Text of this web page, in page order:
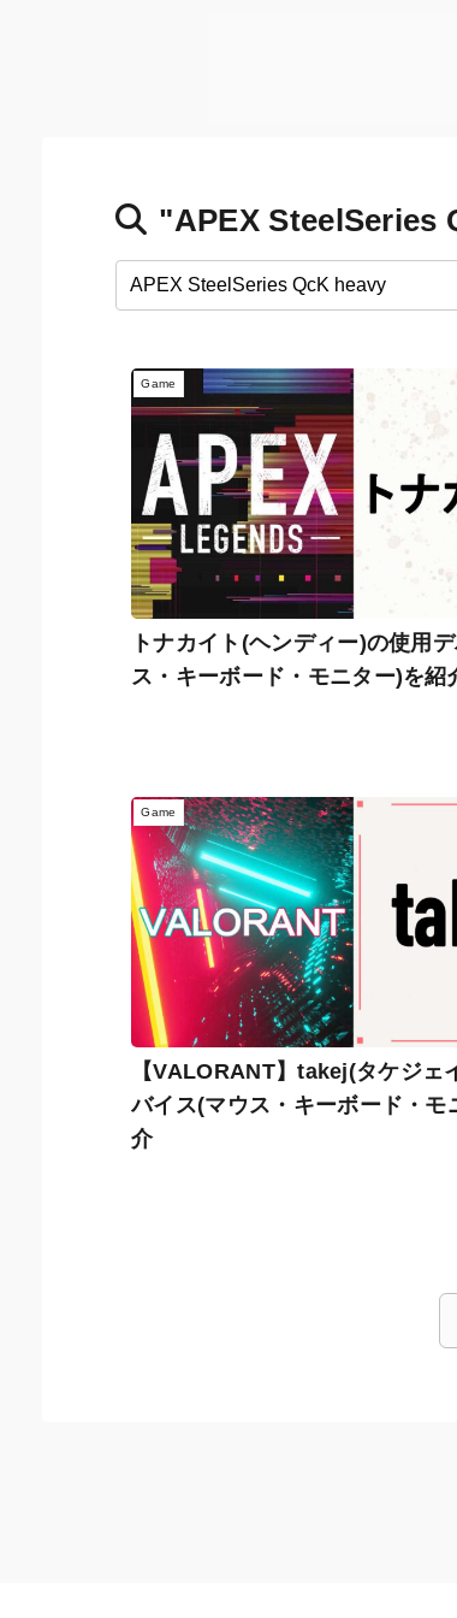
"APEX SteelSeries
Game
トナカイト(ヘンディー)の使用
ス・キーボード・モニター)を紹
Game
【VALORANT】takej(タケジェ
バイス(マウス・キーボード・モ
介